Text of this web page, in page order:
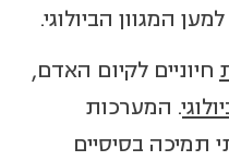
המגוון הביולוגי.
חיוניים לקיום האדם,
. המערכות
תמיכה בסיסיים